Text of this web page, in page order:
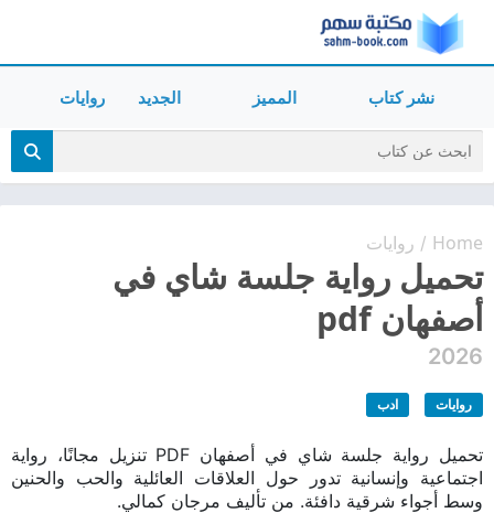
نشر كتاب المميز الجديد روايات
Home
/ روايات
تحميل رواية جلسة شاي في
أصفهان pdf
2026
روايات ادب
تحميل رواية جلسة شاي في أصفهان PDF تنزيل مجانًا، رواية
اجتماعية وإنسانية تدور حول العلاقات العائلية والحب والحنين
وسط أجواء شرقية دافئة. من تأليف مرجان كمالي.